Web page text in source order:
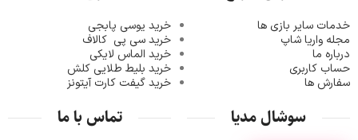
خدمات سایر بازی ها
مجله واریا شاپ
درباره ما
حساب کاربری
سفارش ها
خرید یوسی پابجی
خرید سی پی کالاف
خرید الماس لایکی
خرید بلیط طلایی کلش
خرید گیفت کارت آیتونز
سوشال مدیا تماس با ما